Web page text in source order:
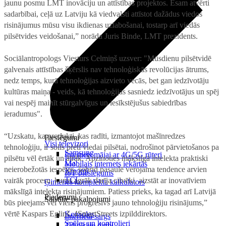
Pieslēgumi
Internets mājai ar 4G/5G rūteri
Mobilais internets iekārtās
IoT pieslēgums
Ģimenes komplekta kalkulators
Saistītie pakalpojumi
Interneta sargs
Visi televizori
Samsung
LG
Xiaomi
TCL
Piederumi
Konsoles
Spēles un kontrolieri
jaunu posmu LMT inovāciju un attīstības projektos. Esam atvērti
sadarbībai, ceļā uz Latviju kā viedvalsti attīstot dažādus viedos
risinājumus mūsu visu ikdienas uzlabošanai, tostarp arī viedās
pilsētvides veidošanai,” norāda Juris Binde, LMT prezidents.
Sociālantropologs Viesturs Celmiņš uzsver: "Mūsdienu pilsētvidē
galvenais attīstības šķērslis nav tehnoloģiskās revolūcijas ātrums,
nedz temps, kurā tehnoloģijas aizvieto vecās, bet gan iedzīvotāju
kultūras maiņa - veids, kā tehnoloģijas sasniedz iedzīvotājus un spēj
vai nespēj mainīt stūrgalvīgus un iesīkstējušus sabiedrības
ieradumus".
“Uzskatu, ka produkti, kas radīti, izmantojot mašīnredzes
tehnoloģiju, ir solis pretī viedai pilsētai, nodrošinot pārvietošanos pa
pilsētu vēl ērtāk un ātrāk. Apzinoties mākslīgā intelekta praktiski
neierobežotās iespējas, šobrīd pasaulē vērojama tendence arvien
vairāk procesu, kurus agrāk darīja cilvēki, aizstāt ar inovatīviem
mākslīgā intelekta risinājumiem. Patiess prieks, ka tagad arī Latvijā
būs pieejams vēl viens progresīvs jauno tehnoloģiju risinājums,”
vērtē Kaspars Egliņš, 4SmartStreets izpilddirektors.